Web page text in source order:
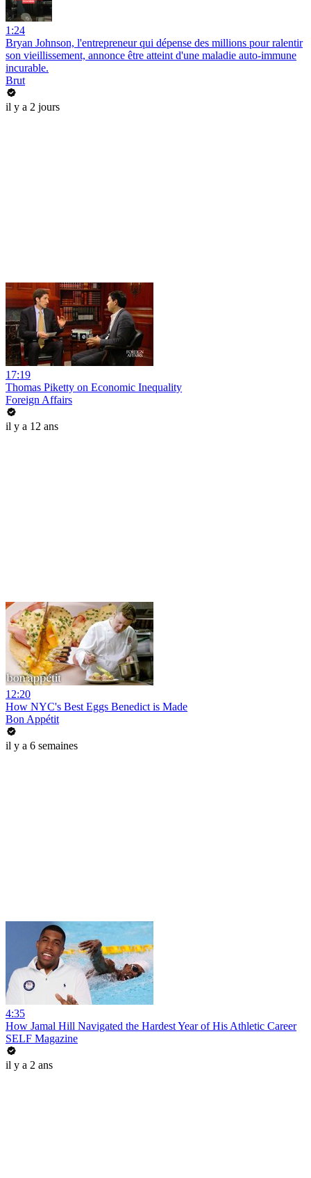
1:24
Bryan Johnson, l'entrepreneur qui dépense des millions pour ralentir
son vieillissement, annonce être atteint d'une maladie auto-immune
incurable.
Brut
il y a 2 jours
17:19
Thomas Piketty on Economic Inequality
Foreign Affairs
il y a 12 ans
12:20
How NYC's Best Eggs Benedict is Made
Bon Appétit
il y a 6 semaines
4:35
How Jamal Hill Navigated the Hardest Year of His Athletic Career
SELF Magazine
il y a 2 ans